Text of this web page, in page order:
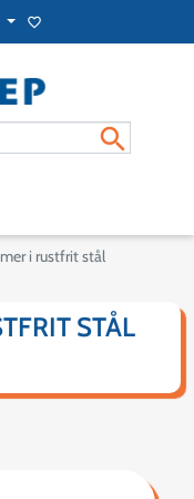
favorite_border

i rustfrit stål
STÅL